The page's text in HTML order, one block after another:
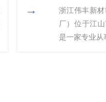
→
浙江伟丰新
厂）位于江
是一家专业从